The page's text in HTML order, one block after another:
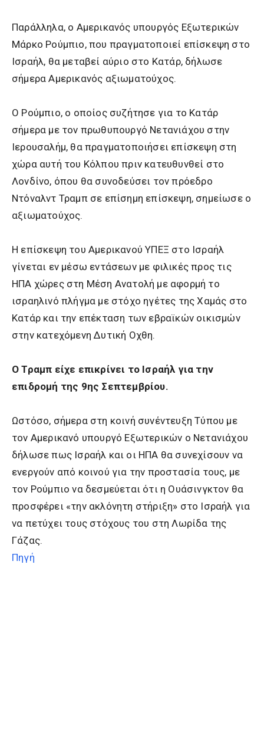
Παράλληλα, ο Αμερικανός υπουργός Εξωτερικών
Μάρκο Ρούμπιο, που πραγματοποιεί επίσκεψη στο
Ισραήλ, θα μεταβεί αύριο στο Κατάρ, δήλωσε
σήμερα Αμερικανός αξιωματούχος.
Ο Ρούμπιο, ο οποίος συζήτησε για το Κατάρ
σήμερα με τον πρωθυπουργό Νετανιάχου στην
Ιερουσαλήμ, θα πραγματοποιήσει επίσκεψη στη
χώρα αυτή του Κόλπου πριν κατευθυνθεί στο
Λονδίνο, όπου θα συνοδεύσει τον πρόεδρο
Ντόναλντ Τραμπ σε επίσημη επίσκεψη, σημείωσε ο
αξιωματούχος.
Η επίσκεψη του Αμερικανού ΥΠΕΞ στο Ισραήλ
γίνεται εν μέσω εντάσεων με φιλικές προς τις
ΗΠΑ χώρες στη Μέση Ανατολή με αφορμή το
ισραηλινό πλήγμα με στόχο ηγέτες της Χαμάς στο
Κατάρ και την επέκταση των εβραϊκών οικισμών
στην κατεχόμενη Δυτική Οχθη.
Ο Τραμπ είχε επικρίνει το Ισραήλ για την
επιδρομή της 9ης Σεπτεμβρίου.
Ωστόσο, σήμερα στη κοινή συνέντευξη Τύπου με
τον Αμερικανό υπουργό Εξωτερικών ο Νετανιάχου
δήλωσε πως Ισραήλ και οι ΗΠΑ θα συνεχίσουν να
ενεργούν από κοινού για την προστασία τους, με
τον Ρούμπιο να δεσμεύεται ότι η Ουάσινγκτον θα
προσφέρει «την ακλόνητη στήριξη» στο Ισραήλ για
να πετύχει τους στόχους του στη Λωρίδα της
Γάζας.
Πηγή